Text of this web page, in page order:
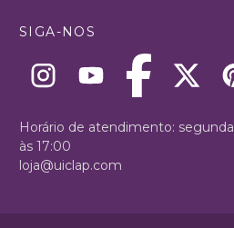
SIGA-NOS
Horário de atendimento:
às 17:00
loja@uiclap.com